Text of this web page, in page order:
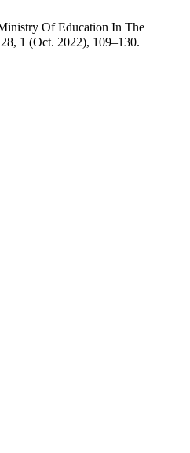
Of Education In The
1 (Oct. 2022), 109–130.